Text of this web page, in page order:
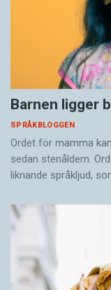
Barnen ligger
SPRÅKBLOGGEN
Ordet för mamma
sedan stenåldern.
liknande språkljud,